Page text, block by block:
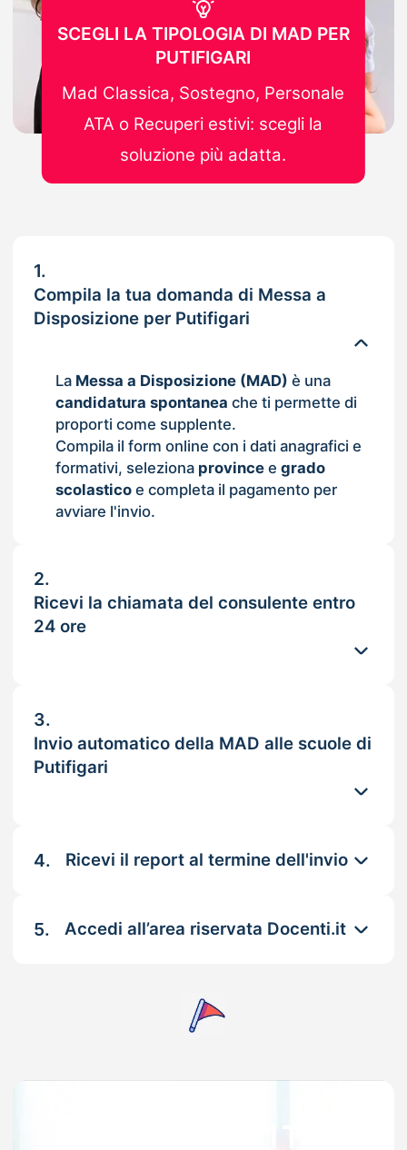
1.
Compila la tua domanda di Messa a
Disposizione per Putifigari
La Messa a Disposizione (MAD) è una
candidatura spontanea che ti permette di
proporti come supplente.
Compila il form online con i dati anagrafici e
formativi, seleziona provincee grado
scolasticoe completa il pagamento per
avviare l'invio.
2.
Ricevi la chiamata del consulente entro
24 ore
3.
Invio automatico della MAD alle scuole di
Putifigari
4. Ricevi il report al termine dell'invio
5. Accedi all’area riservata Docenti.it
SCEGLI LA TIPOLOGIA DI MAD PER
PUTIFIGARI
Mad Classica, Sostegno, Personale
ATA o Recuperi estivi: scegli la
soluzione più adatta.